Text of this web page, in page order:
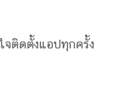
จติดตั้งแอปทุกครั้ง